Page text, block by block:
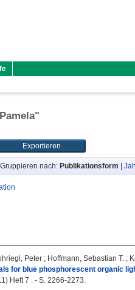
"
Gruppieren nach: Publikationsform
Peter ; Hoffmann, Sebastian T. ;
for blue phosphorescent organic
Heft 7 . - S. 2266-2273.